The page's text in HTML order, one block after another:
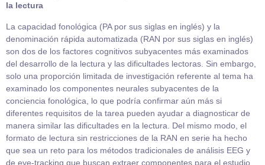
la lectura
La capacidad fonológica (PA por sus siglas en inglés) y la
denominación rápida automatizada (RAN por sus siglas en inglés)
son dos de los factores cognitivos subyacentes más examinados
del desarrollo de la lectura y las dificultades lectoras. Sin embargo,
solo una proporción limitada de investigación referente al tema ha
examinado los componentes neurales subyacentes de la
conciencia fonológica, lo que podría confirmar aún más si
diferentes requisitos de la tarea pueden ayudar a diagnosticar de
manera similar las dificultades en la lectura. Del mismo modo, el
formato de lectura sin restricciones de la RAN en serie ha hecho
que sea un reto para los métodos tradicionales de análisis EEG y
de eye-tracking que buscan extraer componentes para el estudio